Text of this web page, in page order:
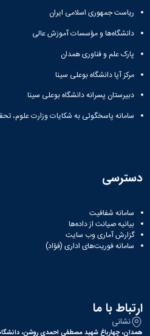
ارتباط
صنعت
کارآموزی
مراکز
مرتبط
ملی
نخبگان
شرکت
آئین
نامه ها
فرآیندها
آئین
نامه
نامه
های
پژوهشی
ریاست جمهوری اسلامی ایران
دانشگاه‌ها و مؤسسات آموزش عالی
پارک علم و فناوری همدان
مرکز آپا دانشگاه بوعلی سینا
دبیرستان پسرانه دانشگاه بوعلی سینا
سامانه پاسخگوئی به شکایات وزارت علوم،
دسترسی
سامانه شفافیت
بیانیه صیانت از داده‌ها
گزارش آماری وب‌ سایت
سامانه فوریت‌های اداری (فؤاد)
ارتباط با ما
نشانی
همدان، چهارباغ شهید مصطفی احمدی روشن،